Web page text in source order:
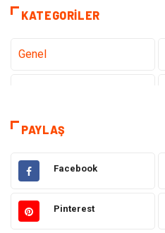
KATEGORILER
Genel
Eğitim
Makine
Gıda
PAYLAŞ
Facebook
Pinterest